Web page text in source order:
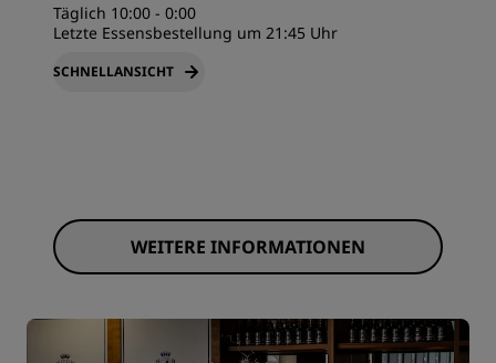
Täglich 10:00 - 0:00
Letzte Essensbestellung um 21:45 Uhr
SCHNELLANSICHT
WEITERE INFORMATIONEN